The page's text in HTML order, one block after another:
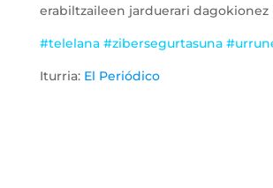
erabiltzaileen jarduerari dagokionez
#telelana #zibersegurtasuna
Iturria: El Periódico